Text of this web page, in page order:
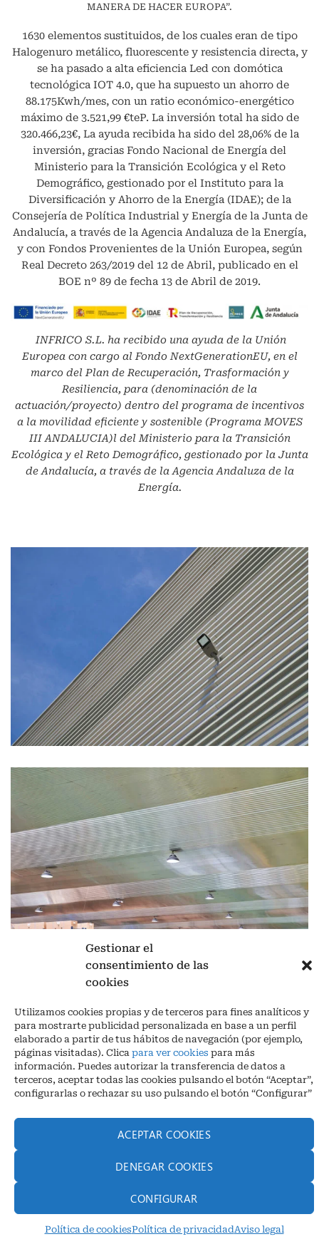
Gestionar el
consentimiento de las
cookies
Utilizamos cookies propias y de terceros para fines analíticos y
para mostrarte publicidad personalizada en base a un perfil
elaborado a partir de tus hábitos de navegación (por ejemplo,
páginas visitadas). Clica para ver cookies para más
información. Puedes autorizar la transferencia de datos a
terceros, aceptar todas las cookies pulsando el botón “Aceptar”,
configurarlas o rechazar su uso pulsando el botón “Configurar”
ACEPTAR COOKIES
DENEGAR COOKIES
CONFIGURAR
Política de cookiesPolítica de privacidadAviso legal
MANERA DE HACER EUROPA”.
1630 elementos sustituidos, de los cuales eran de tipo
Halogenuro metálico, fluorescente y resistencia directa, y
se ha pasado a alta eficiencia Led con domótica
tecnológica IOT 4.0, que ha supuesto un ahorro de
88.175Kwh/mes, con un ratio económico-energético
máximo de 3.521,99 €teP. La inversión total ha sido de
320.466,23€, La ayuda recibida ha sido del 28,06% de la
inversión, gracias Fondo Nacional de Energía del
Ministerio para la Transición Ecológica y el Reto
Demográfico, gestionado por el Instituto para la
Diversificación y Ahorro de la Energía (IDAE); de la
Consejería de Política Industrial y Energía de la Junta de
Andalucía, a través de la Agencia Andaluza de la Energía,
y con Fondos Provenientes de la Unión Europea, según
Real Decreto 263/2019 del 12 de Abril, publicado en el
BOE nº 89 de fecha 13 de Abril de 2019.
INFRICO S.L. ha recibido una ayuda de la Unión
Europea con cargo al Fondo NextGenerationEU, en el
marco del Plan de Recuperación, Trasformación y
Resiliencia, para (denominación de la
actuación/proyecto) dentro del programa de incentivos
a la movilidad eficiente y sostenible (Programa MOVES
III ANDALUCIA)l del Ministerio para la Transición
Ecológica y el Reto Demográfico, gestionado por la Junta
de Andalucía, a través de la Agencia Andaluza de la
Energía.
Ctra. A-3132, De Aguilar a A-318 por Moriles km 15,5 M.I. (Córdoba)
España
COORDENADAS: Latitud: 37,40 – Longitud -04,58 | Telf. + 34 957 51
30 68
info@infrico.com Infrico SL 2026©. Diseñado por Babait Technology